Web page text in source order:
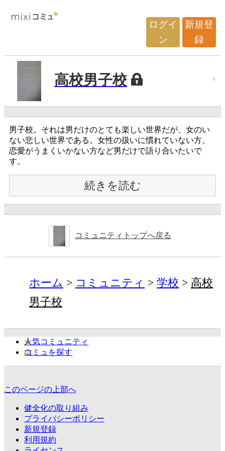
ログイ
ン
新規登
録
高校男子校
男子校。それは男だけのとても楽しい世界だが、女のい
ない悲しい世界である。女性の扱いに慣れていない方、
恋愛がうまくいかない方など男だけで語り合いたいで
す。
続きを読む
コミュニティトップへ戻る
ホーム コミュニティ 学校
高校
男子校
人気コミュニティ
コミュを探す
このページの上部へ
健全化の取り組み
プライバシーポリシー
新規登録
利用規約